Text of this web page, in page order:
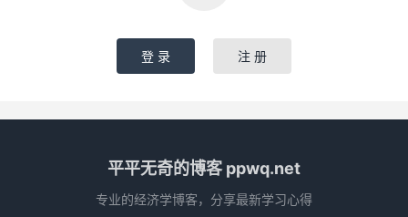
登 录 注 册
平平无奇的博客 ppwq.net
专业的经济学博客，分享最新学习心得